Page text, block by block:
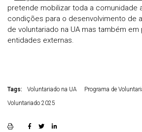
pretende mobilizar toda a comunidade
condições para o desenvolvimento de
de voluntariado na UA mas também
entidades externas.
Tags: Voluntariado na UA
Programa de
Voluntariado 2025